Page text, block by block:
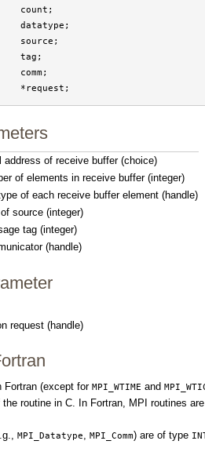
count;
datatype;
source;
tag;
comm;
address of receive buffer (choice)
of elements in receive buffer (integer)
of each receive buffer element (handle)
source (integer)
tag (integer)
(handle)
request (handle)
Fortran (except for MPI_WTIME and
routine in C. In Fortran, MPI routines
MPI_Datatype MPI_Comm) are of type